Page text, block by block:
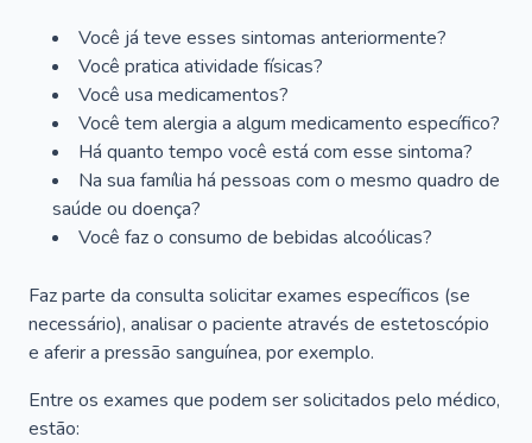
Você já teve esses sintomas anteriormente?
Você pratica atividade físicas?
Você usa medicamentos?
Você tem alergia a algum medicamento específico?
Há quanto tempo você está com esse sintoma?
Na sua família há pessoas com o mesmo quadro de
saúde ou doença?
Você faz o consumo de bebidas alcoólicas?
Faz parte da consulta solicitar exames específicos (se
necessário), analisar o paciente através de estetoscópio
e aferir a pressão sanguínea, por exemplo.
Entre os exames que podem ser solicitados pelo médico,
estão: